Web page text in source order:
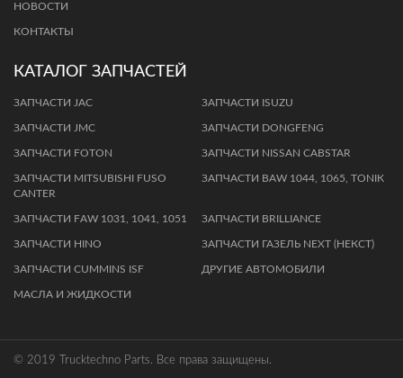
КАТАЛОГ ЗАПЧАСТЕЙ
ЗАПЧАСТИ JAC ЗАПЧАСТИ ISUZU
ЗАПЧАСТИ JMC ЗАПЧАСТИ DONGFENG
ЗАПЧАСТИ FOTON ЗАПЧАСТИ NISSAN CABSTAR
ЗАПЧАСТИ MITSUBISHI FUSO
CANTER
ЗАПЧАСТИ BАW 1044, 1065, TОNIК
ЗAПЧAСТИ FАW 1031, 1041, 1051 ЗАПЧАСТИ BRILLIANCE
ЗАПЧАСТИ HINO ЗАПЧАСТИ ГАЗЕЛЬ NEXT (НЕКСТ)
ЗАПЧАСТИ CUMMINS ISF ДРУГИЕ АВТОМОБИЛИ
МАСЛА И ЖИДКОСТИ
НОВОСТИ
КОНТАКТЫ
© 2019 Trucktechno Parts. Все права защищены.